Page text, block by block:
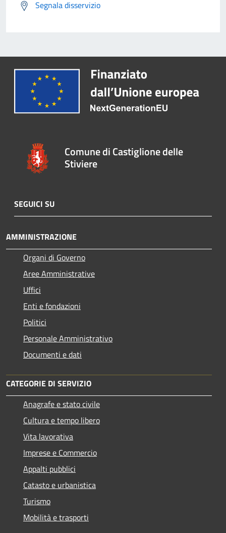
Segnala disservizio
Comune di Castiglione delle
Stiviere
SEGUICI SU
AMMINISTRAZIONE
Organi di Governo
Aree Amministrative
Uffici
Enti e fondazioni
Politici
Personale Amministrativo
Documenti e dati
CATEGORIE DI SERVIZIO
Anagrafe e stato civile
Cultura e tempo libero
Vita lavorativa
Imprese e Commercio
Appalti pubblici
Catasto e urbanistica
Turismo
Mobilità e trasporti